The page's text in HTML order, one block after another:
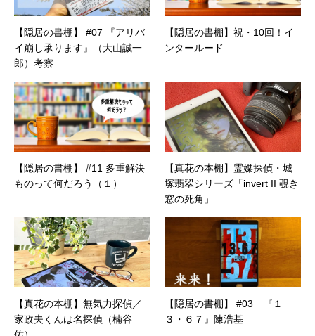
【隠居の書棚】 #07 『アリバ
イ崩し承ります』（大山誠一
郎）考察
【隠居の書棚】祝・10回！イ
ンタールード
【隠居の書棚】 #11 多重解決
ものって何だろう（１）
【真花の本棚】霊媒探偵・城
塚翡翠シリーズ「invert II 覗き
窓の死角」
【真花の本棚】無気力探偵／
家政夫くんは名探偵（楠谷
【隠居の書棚】 #03 『１
３・６７』陳浩基